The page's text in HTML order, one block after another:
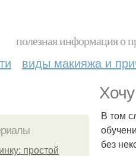
полезная информация о
виды макияжа и
простой
В том
без